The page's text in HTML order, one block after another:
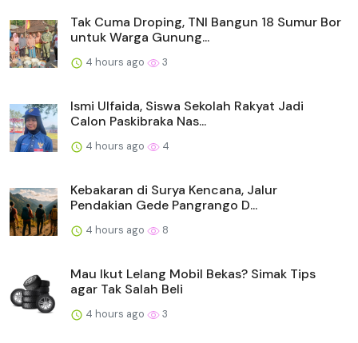
Tak Cuma Droping, TNI Bangun 18 Sumur Bor
untuk Warga Gunung...
4 hours ago 3
Ismi Ulfaida, Siswa Sekolah Rakyat Jadi
Calon Paskibraka Nas...
4 hours ago 4
Kebakaran di Surya Kencana, Jalur
Pendakian Gede Pangrango D...
4 hours ago 8
Mau Ikut Lelang Mobil Bekas? Simak Tips
agar Tak Salah Beli
4 hours ago 3